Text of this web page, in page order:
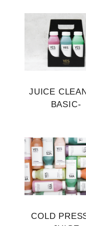
JUICE
BASIC-
COLD